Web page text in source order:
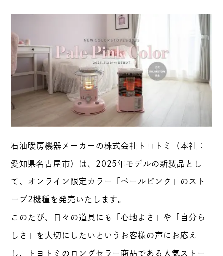
石油暖房機器メーカーの株式会社トヨトミ（本社：
愛知県名古屋市）は、2025年モデルの新製品とし
て、オンライン限定カラー「ペールピンク」のスト
ーブ2機種を発売いたします。
このたび、日々の道具にも「心地よさ」や「自分ら
しさ」を大切にしたいというお客様の声にお応え
し、トヨトミのロングセラー商品である人気ストー